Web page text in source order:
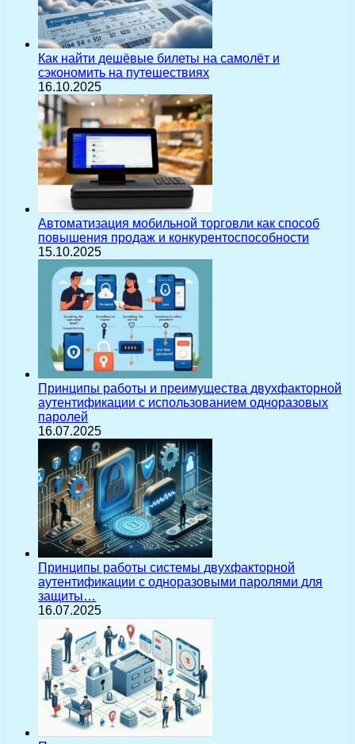
Как найти дешёвые билеты на самолёт и
сэкономить на путешествиях
16.10.2025
Автоматизация мобильной торговли как способ
повышения продаж и конкурентоспособности
15.10.2025
Принципы работы и преимущества двухфакторной
аутентификации с использованием одноразовых
паролей
16.07.2025
Принципы работы системы двухфакторной
аутентификации с одноразовыми паролями для
защиты…
16.07.2025